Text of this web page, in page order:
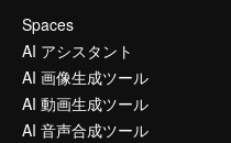
Spaces
AI アシスタント
AI 画像生成ツール
AI 動画生成ツール
AI 音声合成ツール